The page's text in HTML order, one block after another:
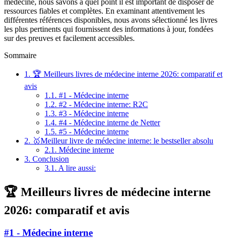
médecine, nous savons à quel point il est important de disposer de
ressources fiables et complètes. En examinant attentivement les
différentes références disponibles, nous avons sélectionné les livres
les plus pertinents qui fournissent des informations à jour, fondées
sur des preuves et facilement accessibles.
Sommaire
1. 🏆 Meilleurs livres de médecine interne 2026: comparatif et
avis
1.1. #1 - Médecine interne
1.2. #2 - Médecine interne: R2C
1.3. #3 - Médecine interne
1.4. #4 - Médecine interne de Netter
1.5. #5 - Médecine interne
2. 🥇Meilleur livre de médecine interne: le bestseller absolu
2.1. Médecine interne
3. Conclusion
3.1. A lire aussi:
🏆 Meilleurs livres de médecine interne
2026: comparatif et avis
#1 - Médecine interne